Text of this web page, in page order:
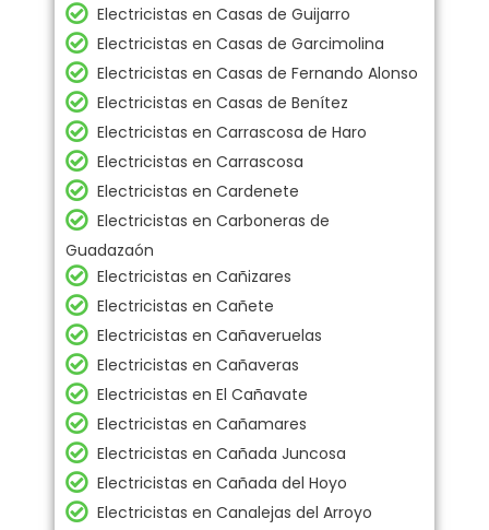
Electricistas en Casas de Guijarro
Electricistas en Casas de Garcimolina
Electricistas en Casas de Fernando Alonso
Electricistas en Casas de Benítez
Electricistas en Carrascosa de Haro
Electricistas en Carrascosa
Electricistas en Cardenete
Electricistas en Carboneras de
Guadazaón
Electricistas en Cañizares
Electricistas en Cañete
Electricistas en Cañaveruelas
Electricistas en Cañaveras
Electricistas en El Cañavate
Electricistas en Cañamares
Electricistas en Cañada Juncosa
Electricistas en Cañada del Hoyo
Electricistas en Canalejas del Arroyo